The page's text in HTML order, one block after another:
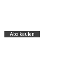
Abo kaufen